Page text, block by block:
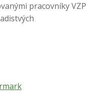
pracovníky VZP